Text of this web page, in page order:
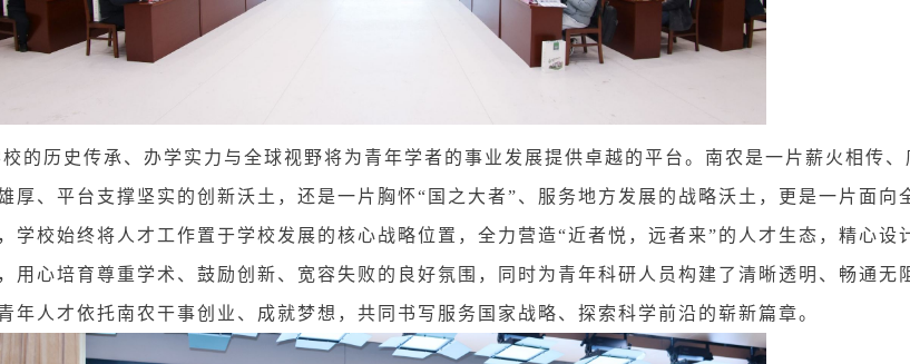
的历史传承、办学实力与全球视野将为青年学者的事业发展提供卓越的平台。南农是一片薪火相传
厚、平台支撑坚实的创新沃土，还是一片胸怀“国之大者”、服务地方发展的战略沃土，更是一片面向
学校始终将人才工作置于学校发展的核心战略位置，全力营造“近者悦，远者来”的人才生态，精心设
用心培育尊重学术、鼓励创新、宽容失败的良好氛围，同时为青年科研人员构建了清晰透明、畅通无
年人才依托南农干事创业、成就梦想，共同书写服务国家战略、探索科学前沿的崭新篇章。